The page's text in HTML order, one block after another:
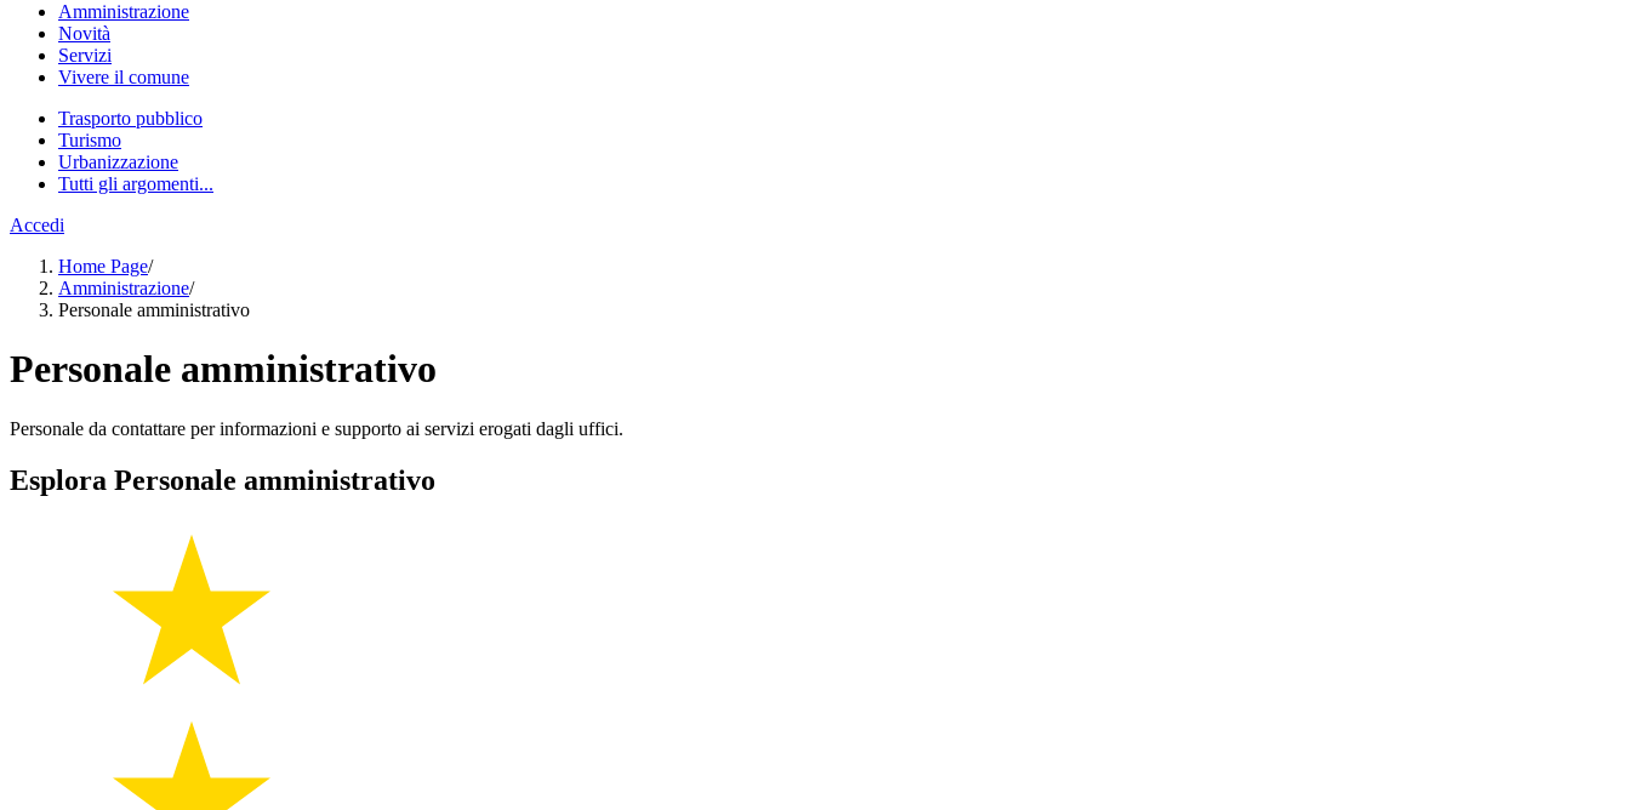
Amministrazione
Novità
Servizi
Vivere il comune
Trasporto pubblico
Turismo
Urbanizzazione
Tutti gli argomenti...
Accedi
Home Page/
Amministrazione/
Personale amministrativo
Personale amministrativo
Personale da contattare per informazioni e supporto ai servizi erogati dagli uffici.
Esplora Personale amministrativo